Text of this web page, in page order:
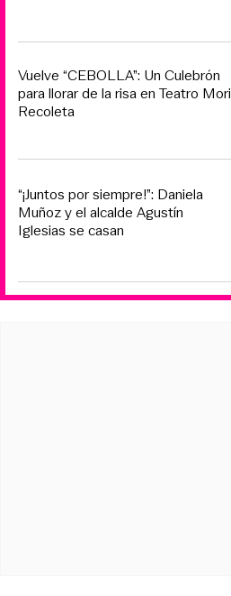
Vuelve “CEBOLLA”: Un Culebrón
para llorar de la risa en Teatro Mori
Recoleta
“¡Juntos por siempre!”: Daniela
Muñoz y el alcalde Agustín
Iglesias se casan